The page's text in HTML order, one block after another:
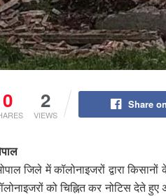
0 2
VIEWS
Share
जिले में कॉलोनाइजरों द्वारा
को चिह्नित कर नोटिस देते